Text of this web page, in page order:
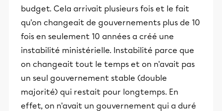
budget. Cela arrivait plusieurs fois et le fait
qu'on changeait de gouvernements plus de 10
fois en seulement 10 années a créé une
instabilité ministérielle. Instabilité parce que
on changeait tout le temps et on n'avait pas
un seul gouvernement stable (double
majorité) qui restait pour longtemps. En
effet, on n'avait un gouvernement qui a duré